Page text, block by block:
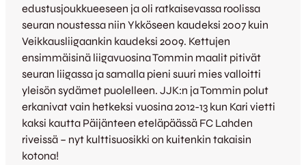
edustusjoukkueeseen ja oli ratkaisevassa roolissa
seuran noustessa niin Ykköseen kaudeksi 2007 kuin
Veikkausliigaankin kaudeksi 2009. Kettujen
ensimmäisinä liigavuosina Tommin maalit pitivät
seuran liigassa ja samalla pieni suuri mies valloitti
yleisön sydämet puolelleen. JJK:n ja Tommin polut
erkanivat vain hetkeksi vuosina 2012-13 kun Kari vietti
kaksi kautta Päijänteen eteläpäässä FC Lahden
riveissä – nyt kulttisuosikki on kuitenkin takaisin
kotona!